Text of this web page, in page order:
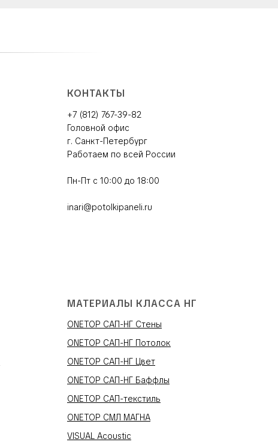
КОНТАКТЫ
+7 (812) 767-39-82
Головной офис
г. Санкт-Петербург
Работаем по всей России
Пн-Пт с 10:00 до 18:00
inari@potolkipaneli.ru
МАТЕРИАЛЫ КЛАССА НГ
ONETOP САП-НГ Стены
ONETOP САП-НГ Потолок
ONETOP САП-НГ Цвет
ONETOP САП-НГ Баффлы
ONETOP САП-текстиль
ONETOP СМЛ МАГНА
VISUAL Acoustic